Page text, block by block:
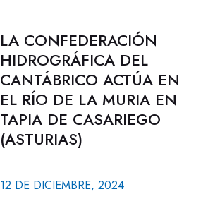
LA CONFEDERACIÓN
HIDROGRÁFICA DEL
CANTÁBRICO ACTÚA EN
EL RÍO DE LA MURIA EN
TAPIA DE CASARIEGO
(ASTURIAS)
12 DE DICIEMBRE, 2024